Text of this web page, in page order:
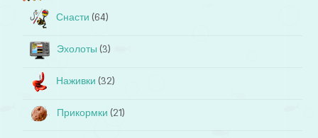
Снасти (64)
Эхолоты (3)
Наживки (32)
Прикормки (21)